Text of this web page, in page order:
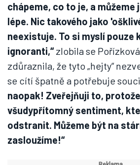
chápeme, co to je, a můžeme
lépe. Nic takového jako
neexistuje. To si myslí pouze
ignoranti,“zlobila se
zdůraznila, že tyto „hejty“
se cítí špatně a potřebuje
naopak! Zveřejňuji to,
všudypřítomný sentiment,
odstranit. Můžeme být na
zasloužíme!“